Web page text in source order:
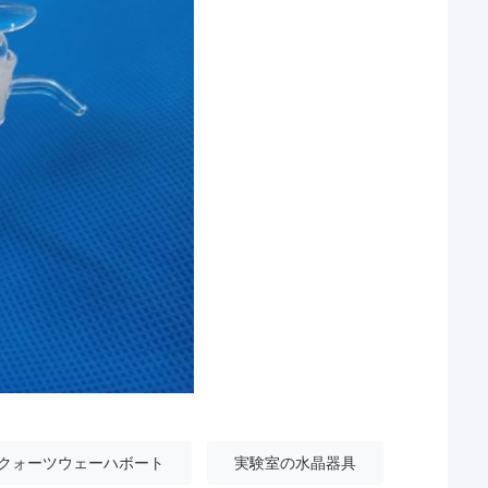
ォーツウェーハボート 実験室の水晶器具